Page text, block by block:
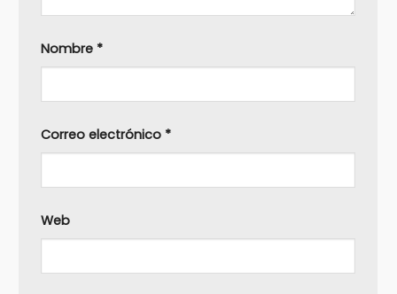
Nombre *
Correo electrónico *
Web